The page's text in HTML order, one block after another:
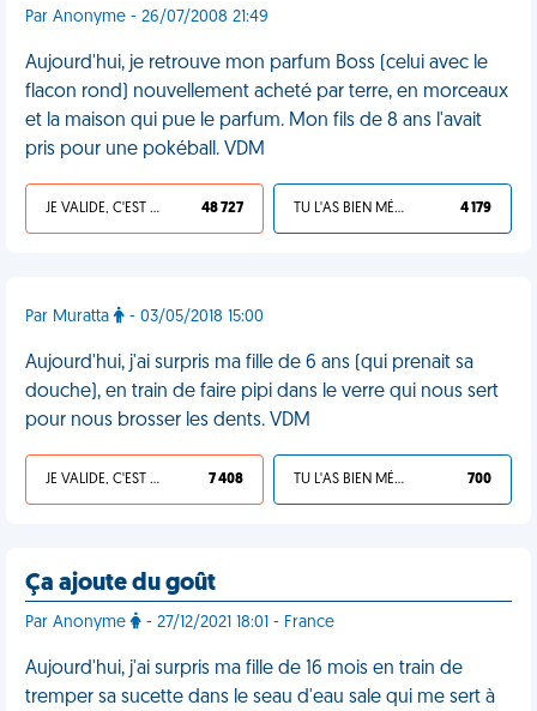
Par Anonyme - 26/07/2008 21:49
Aujourd'hui, je retrouve mon parfum Boss (celui avec le
flacon rond) nouvellement acheté par terre, en morceaux
et la maison qui pue le parfum. Mon fils de 8 ans l'avait
pris pour une pokéball. VDM
JE VALIDE, C'EST UNE VDM 48 727 TU L'AS BIEN MÉRITÉ 4 179
Par Muratta - 03/05/2018 15:00
Aujourd'hui, j'ai surpris ma fille de 6 ans (qui prenait sa
douche), en train de faire pipi dans le verre qui nous sert
pour nous brosser les dents. VDM
JE VALIDE, C'EST UNE VDM 7 408 TU L'AS BIEN MÉRITÉ 700
Ça ajoute du goût
Par Anonyme - 27/12/2021 18:01 - France
Aujourd'hui, j'ai surpris ma fille de 16 mois en train de
tremper sa sucette dans le seau d'eau sale qui me sert à